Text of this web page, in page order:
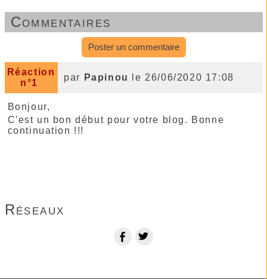
Commentaires
Poster un commentaire
Réaction
n°1
par Papinou le 26/06/2020 17:08
Bonjour,
C'est un bon début pour votre blog. Bonne
continuation !!!
Réseaux